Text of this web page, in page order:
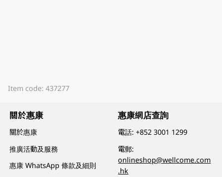
Item code: 437277
關於惠康
關於惠康
推廣活動及服務
惠康 WhatsApp 條款及細則
惠康網店查詢
電話:+852 3001 1299
電郵:
onlineshop@wellcome.com
.hk